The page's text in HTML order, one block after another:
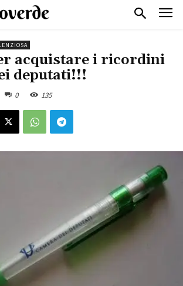
acquistare i ricordini
deputati!!!
0 135